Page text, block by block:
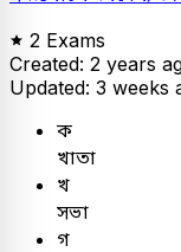
2 Exams
Created: 2 years
Updated: 3 weeks
ক
খাতা
খ
সভা
গ